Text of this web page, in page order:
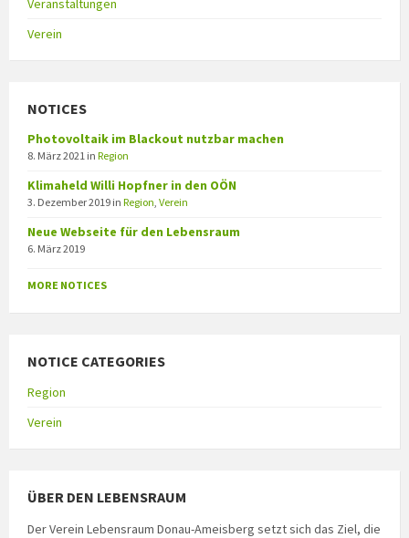
Verein
NOTICES
Photovoltaik im Blackout nutzbar machen
8. März 2021 in Region
Klimaheld Willi Hopfner in den OÖN
3. Dezember 2019 in Region Verein
Neue Webseite für den Lebensraum
6. März 2019
MORE NOTICES
NOTICE CATEGORIES
Region
Verein
ÜBER DEN LEBENSRAUM
Der Verein Lebensraum Donau-Ameisberg setzt sich das Ziel, die